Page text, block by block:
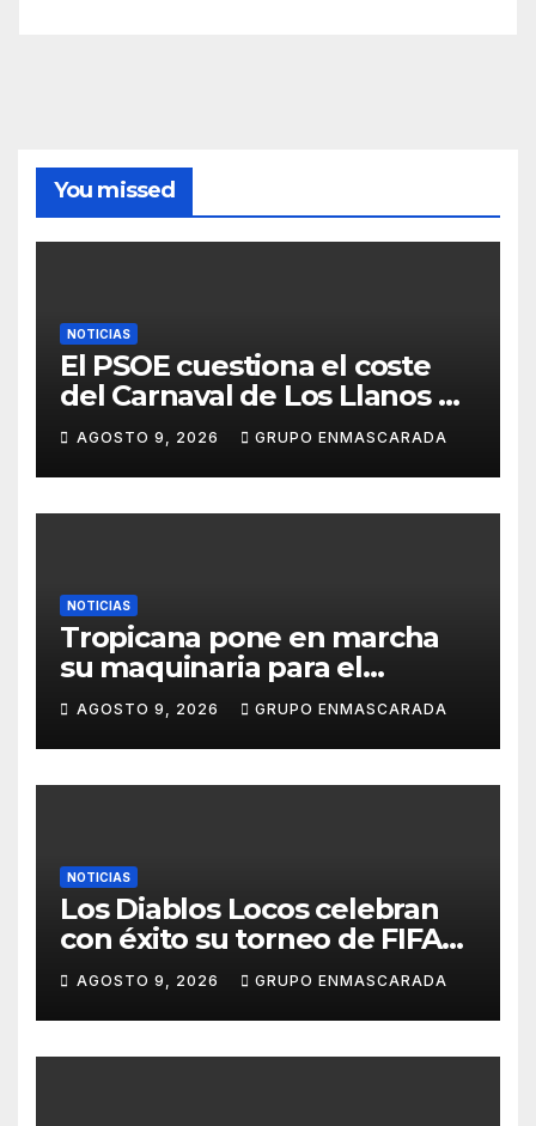
You missed
NOTICIAS
El PSOE cuestiona el coste
del Carnaval de Los Llanos de
Aridane y reclama mayor
control del gasto municipal
AGOSTO 9, 2026 GRUPO ENMASCARADA
NOTICIAS
Tropicana pone en marcha
su maquinaria para el
Carnaval 2027 con los
primeros ensayos de Lucas
Darias
AGOSTO 9, 2026 GRUPO ENMASCARADA
NOTICIAS
Los Diablos Locos celebran
con éxito su torneo de FIFA
durante el verano
AGOSTO 9, 2026 GRUPO ENMASCARADA